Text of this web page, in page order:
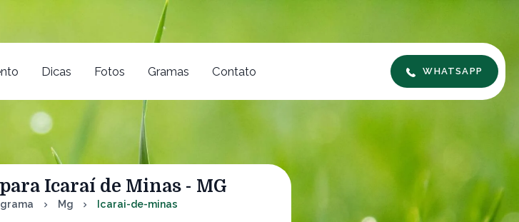
Dicas Fotos Gramas Contato WHATSAPP
Icaraí de Minas - MG
Mg Icarai-de-minas